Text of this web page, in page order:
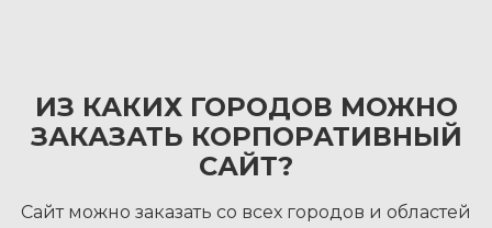
ИЗ КАКИХ ГОРОДОВ МОЖНО
ЗАКАЗАТЬ КОРПОРАТИВНЫЙ
САЙТ?
Сайт можно заказать со всех городов и областей